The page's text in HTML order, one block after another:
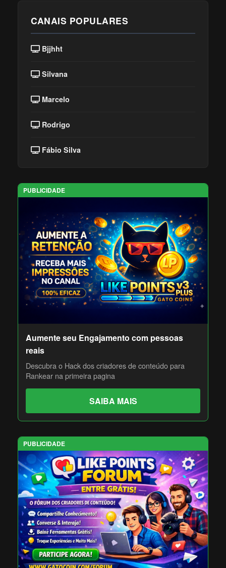
CANAIS POPULARES
Bjjhht
Silvana
Marcelo
Rodrigo
Fábio Silva
PUBLICIDADE
Aumente seu Engajamento com pessoas
reais
Descubra o Hack dos criadores de conteúdo para
Rankear na primeira pagina
SAIBA MAIS
PUBLICIDADE